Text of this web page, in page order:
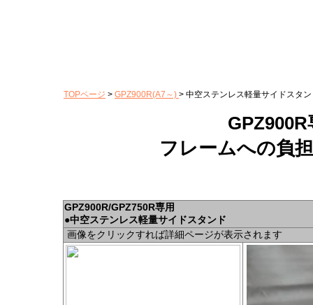
TOPページ > GPZ900R(A7～) > 中空ステンレス軽量サイドスタン
フレームへの負
GPZ900R/GPZ750R専用
●中空ステンレス軽量サイドスタンド
画像をクリックすれば詳細ページが表示されます